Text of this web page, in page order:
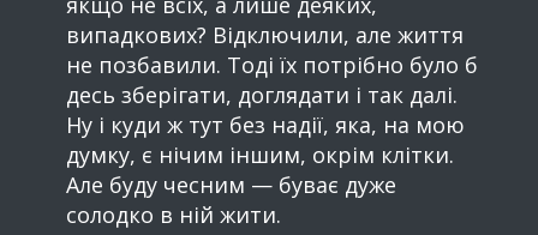
випадкових? Відключили, але життя
не позбавили. Тоді їх потрібно було б
десь зберігати, доглядати і так далі.
Ну і куди ж тут без надії, яка, на мою
думку, є нічим іншим, окрім клітки.
Але буду чесним — буває дуже
солодко в ній жити.